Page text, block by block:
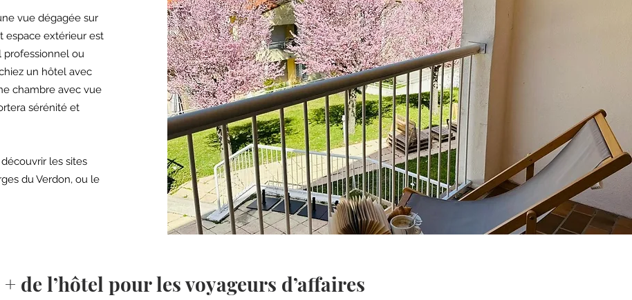
vue dégagée sur
espace extérieur est
professionnel ou
un hôtel avec
chambre avec vue
sérénité et
les sites
du Verdon, ou le
+ de l’hôtel pour les voyageurs d’affaires